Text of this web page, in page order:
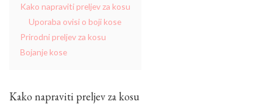
Kako napraviti preljev za kosu
Uporaba ovisi o boji kose
Prirodni preljev za kosu
Bojanje kose
Kako napraviti preljev za kosu